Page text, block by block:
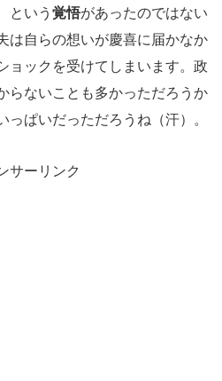
という 覚悟があったのではない
は自らの想いが慶喜に届かなか
ョックを受けてしまいます。政
らないことも多かっただろうか
っぱいだっただろうね（汗）。
サーリンク